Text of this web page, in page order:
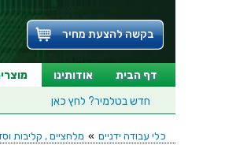
בקשה להצעת מחיר
דף הבית אודותינו
חדש בטלמיר? לחץ כאן
כלי עבודה ידניים » מלחציים , קליבות